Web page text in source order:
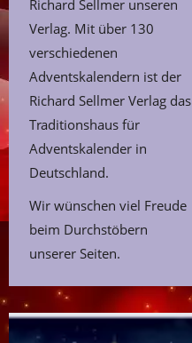
Richard Sellmer unseren
Verlag. Mit über 130
verschiedenen
Adventskalendern ist der
Richard Sellmer Verlag das
Traditionshaus für
Adventskalender in
Deutschland.
Wir wünschen viel Freude
beim Durchstöbern
unserer Seiten.